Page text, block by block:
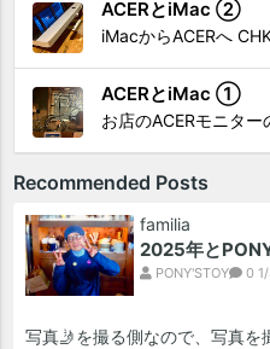
ACERとiMac ②
ACERとiMac ①
Recommended Posts
familia
2025年と
PONY'STOY 0
写真🤳を撮る側なので、写真